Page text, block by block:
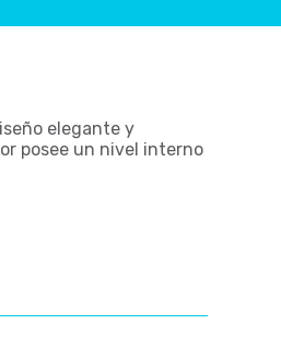
elegante y
posee un nivel interno